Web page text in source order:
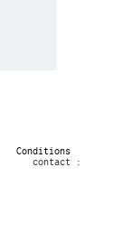
Conditions
contact :